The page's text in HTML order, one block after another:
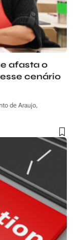
afasta o
cenário
de Araujo,